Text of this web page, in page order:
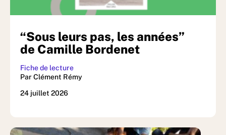
“Sous leurs pas, les années”
de Camille Bordenet
Fiche de lecture
Par Clément Rémy
24 juillet 2026